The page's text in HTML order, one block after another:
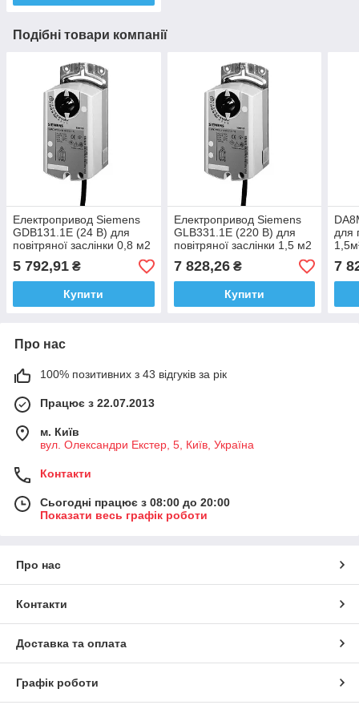
Подібні товари компанії
Електропривод Siemens
GDB131.1E (24 В) для
повітряної заслінки 0,8 м2
5 792,91 ₴
Купити
Електропривод Siemens
GLB331.1E (220 В) для
повітряної заслінки 1,5 м2
7 828,26₴
Купити
для
7
Про нас
100% позитивних з 43 відгуків за рік
Працює з 22.07.2013
м. Київ
вул. Олександри Екстер, 5, Київ, Україна
Контакти
Сьогодні працює з 08:00 до 20:00
Показати весь графік роботи
Про нас
Контакти
Доставка та оплата
Графік роботи